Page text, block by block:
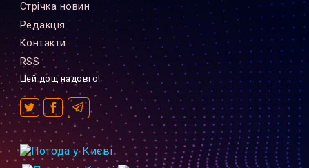
Стрiчка новин
Редакцiя
Контакти
RSS
Цей дощ надовго!